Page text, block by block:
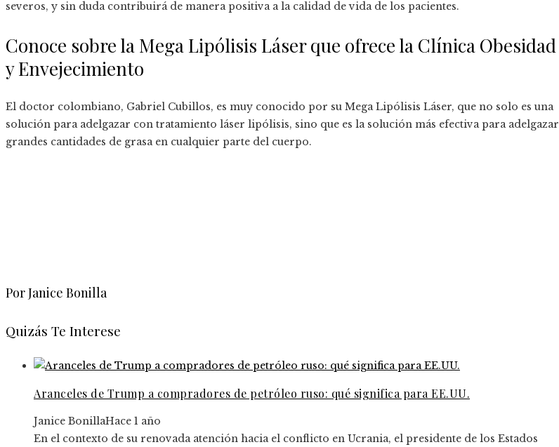
severos, y sin duda contribuirá de manera positiva a la calidad de vida de los pacientes.
Conoce sobre la Mega Lipólisis Láser que ofrece la Clínica Obesidad
y Envejecimiento
El doctor colombiano, Gabriel Cubillos, es muy conocido por su Mega Lipólisis Láser, que no solo es una
solución para adelgazar con tratamiento láser lipólisis, sino que es la solución más efectiva para adelgazar
grandes cantidades de grasa en cualquier parte del cuerpo.
Por Janice Bonilla
Quizás Te Interese
Aranceles de Trump a compradores de petróleo ruso: qué significa para EE.UU.
Janice BonillaHace 1 año
En el contexto de su renovada atención hacia el conflicto en Ucrania, el presidente de los Estados